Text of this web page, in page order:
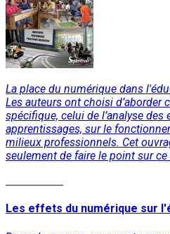
La place du numérique dans
Les auteurs ont choisi d’aborder
spécifique, celui de l’analyse des
apprentissages, sur le
milieux professionnels. Cet
seulement de faire le point sur
Les effets du numérique sur